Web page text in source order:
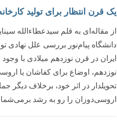
یک قرن انتظار برای تولید
از مقاله‌ای به قلم سیدعطاءالله
دانشگاه پیام‌نور بررسی علل
ایران در قرن نوزدهم میلادی با
نوزدهم، اوضاع برای کفاشان یا
تحویلدار در اثر خود، برخلاف دیگر
اروسی‌دوزان را رو به رشد